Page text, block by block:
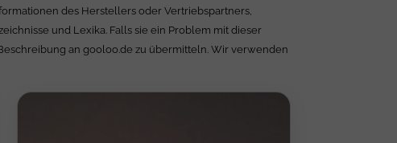
des Herstellers oder Vertriebspartners,
und Lexika. Falls sie ein Problem mit dieser
an gooloo.de zu übermitteln. Wir verwenden